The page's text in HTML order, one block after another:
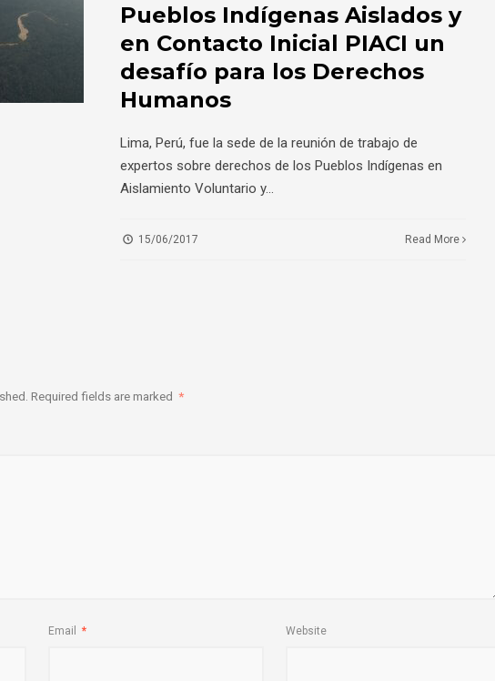
Pueblos Indígenas Aislados y
en Contacto Inicial PIACI un
desafío para los Derechos
Humanos
Lima, Perú, fue la sede de la reunión de trabajo de
expertos sobre derechos de los Pueblos Indígenas en
Aislamiento Voluntario y...
15/06/2017 Read More
Required fields are marked *
Email * Website